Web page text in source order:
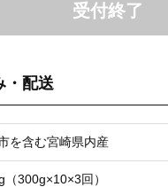
受付終了
・配送
を含む宮崎県内産
（300g×10×3回）